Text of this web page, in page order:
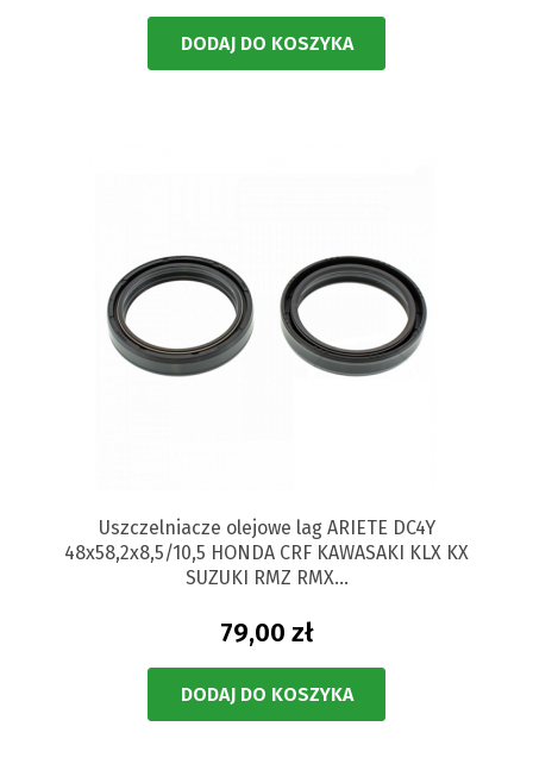
DODAJ DO KOSZYKA
Uszczelniacze olejowe lag ARIETE DC4Y
48x58,2x8,5/10,5 HONDA CRF KAWASAKI KLX KX
SUZUKI RMZ RMX...
79,00 zł
DODAJ DO KOSZYKA